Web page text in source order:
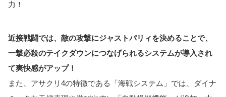
力！
近接戦闘では、敵の攻撃にジャストパリィを決めることで、
一撃必殺のテイクダウンにつなげられるシステムが導入され
て爽快感がアップ！
また、アサクリ4の特徴である「海戦システム」では、ダイナ